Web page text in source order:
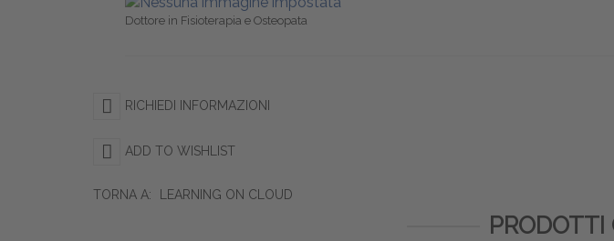
Dottore in Fisioterapia e Osteopata
RICHIEDI INFORMAZIONI
ADD TO WISHLIST
TORNA A: LEARNING ON CLOUD
PRODOTTI